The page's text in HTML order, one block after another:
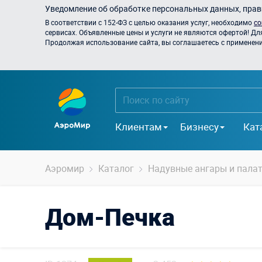
Уведомление об обработке персональных данных,
В соответствии с 152-ФЗ с целью оказания услуг, необходимо
сервисах. Объявленные цены и услуги не являются офертой!
Продолжая использование сайта, вы соглашаетесь с
Клиентам Бизнесу
Аэромир Каталог Надувные ангары и
Дом-Печка